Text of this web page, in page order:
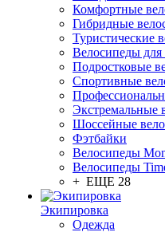
Комфортные
Гибридные
Туристические
Велосипеды для
Подростковые
Спортивные
Экстремальные
Шоссейные
Фэтбайки
Велосипеды
Велосипеды
+ ЕЩЕ 28
Экипировка
Одежда